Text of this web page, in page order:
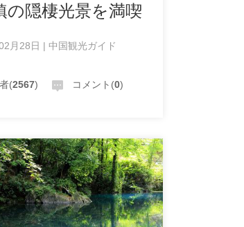
の隠棲光景を満喫
月28日 | 中国観光ガイド
(2567) コメント(0)